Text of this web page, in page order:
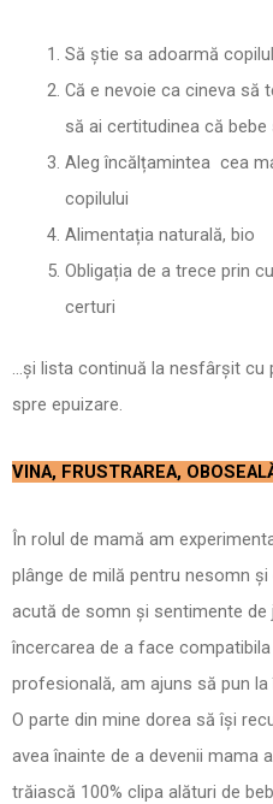
Să știe sa adoarmă
Că e nevoie ca cineva să
să ai certitudinea că
Aleg încălțamintea cea
copilului
Alimentația naturală, bio
Obligația de a trece prin
certuri
…și lista continuă la nesfârșit cu
spre epuizare.
VINA, FRUSTRAREA,
În rolul de mamă am
plânge de milă pentru nesomn
acută de somn și sentimente
încercarea de a face
profesională, am ajuns să pun
O parte din mine dorea să își
avea înainte de a devenii mama
trăiască 100% clipa alături de